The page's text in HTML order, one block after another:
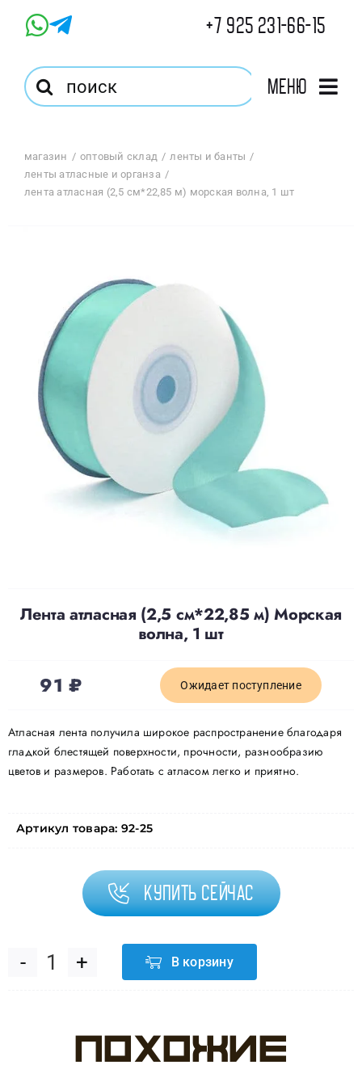
+7 925 231-66-15
Результат
поиска:
Меню
Магазин
Корзина
Избранное
Доставка
О нас
Отзывы
Политика конфиденциальности
магазин оптовый склад
ленты и банты
ленты атласные и органза
лента атласная (2,5 см*22,85 м) морская волна, 1 шт
Лента атласная (2,5 см*22,85 м) Морская
волна, 1 шт
91₽ Ожидает поступление
Атласная лента получила широкое распространение благодаря
гладкой блестящей поверхности, прочности, разнообразию
цветов и размеров. Работать с атласом легко и приятно.
Артикул товара: 92-25
Купить сейчас
Количество
Лента
В корзину
Похожие